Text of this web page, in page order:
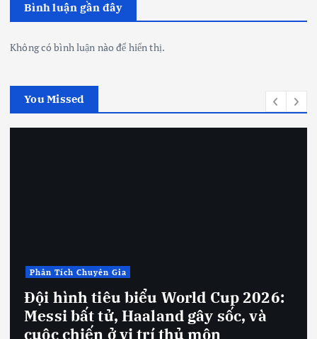
Bình luận gần đây
Không có bình luận nào để hiển thị.
You Missed
Phân Tích Chuyên Gia
Đội hình tiêu biểu World Cup 2026:
Messi bất tử, Haaland gây sốc, và
cuộc chiến ở vị trí thủ môn